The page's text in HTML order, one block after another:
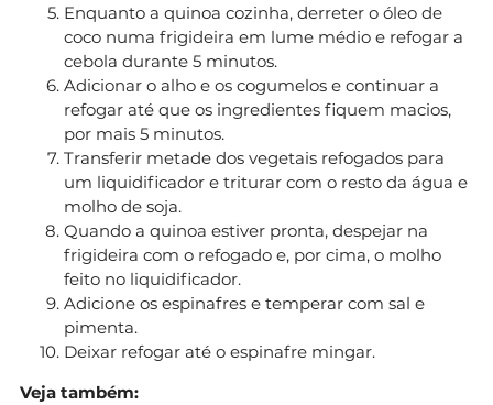
Enquanto a quinoa cozinha, derreter o óleo de
coco numa frigideira em lume médio e refogar a
cebola durante 5 minutos.
Adicionar o alho e os cogumelos e continuar a
refogar até que os ingredientes fiquem macios,
por mais 5 minutos.
Transferir metade dos vegetais refogados para
um liquidificador e triturar com o resto da água e
molho de soja.
Quando a quinoa estiver pronta, despejar na
frigideira com o refogado e, por cima, o molho
feito no liquidificador.
Adicione os espinafres e temperar com sal e
pimenta.
Deixar refogar até o espinafre mingar.
Veja também: